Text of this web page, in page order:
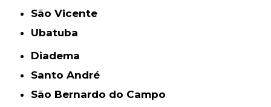
São Vicente
Ubatuba
Diadema
Santo André
São Bernardo do Campo